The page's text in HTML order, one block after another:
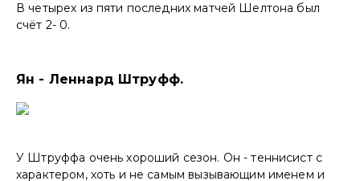
В четырех из пяти последних матчей Шелтона был
счёт 2- 0.
Ян - Леннард Штруфф.
У Штруффа очень хороший сезон. Он - теннисист с
характером, хоть и не самым вызывающим именем и